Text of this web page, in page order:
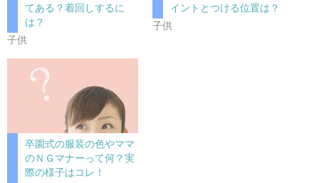
てある？着回しするに
は？
子供
イントとつける位置は？
子供
卒園式の服装の色やママ
のＮＧマナーって何？実
際の様子はコレ！